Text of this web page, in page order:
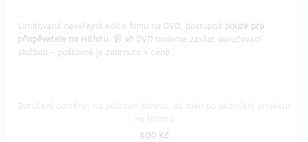
Limitovaná neveřejná edice filmu na DVD, dostupná pouze pro
přispěvatele na Hithitu. 📹 💿 DVD budeme zasílat doručovací
službou – poštovné je zahrnuto v ceně.
600 Kč